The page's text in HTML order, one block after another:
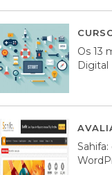
Os 13
Digital